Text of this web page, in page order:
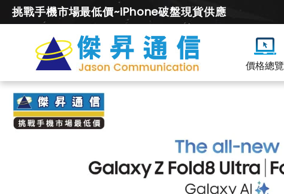
挑戰手機市場最低價~iPhone破盤現貨供應
價格總覽